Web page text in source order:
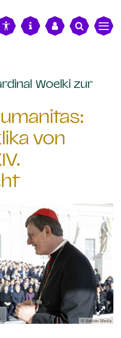
Woelki zur
von
© Vatican Media